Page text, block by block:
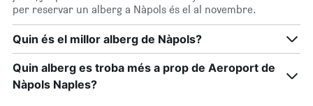
per reservar un alberg a Nàpols és el al novembre.
Quin és el millor alberg de Nàpols?
Quin alberg es troba més a prop de Aeroport de
Nàpols Naples?